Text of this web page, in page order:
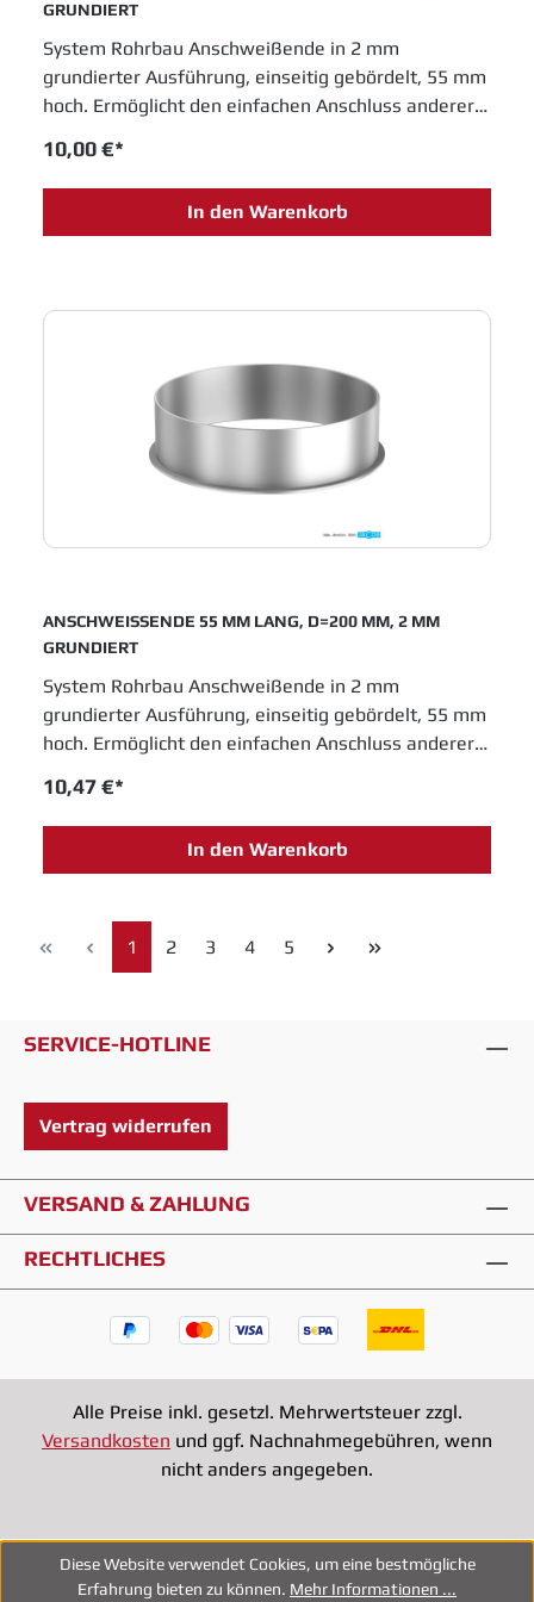
GRUNDIERT
System Rohrbau Anschweißende in 2 mm
grundierter Ausführung, einseitig gebördelt, 55 mm
hoch. Ermöglicht den einfachen Anschluss anderer
175 mm. JACOB Rohrsysteme sind im
Baukastenprinzip entwickelt und bieten moderne
Lösungen für das Schüttguthandling sowie
Jacob Rohrbau eine feste Position in allen
Laufrohre einsetzen.
10,00 €*
In den Warenkorb
ANSCHWEISSENDE 55 MM LANG, D=200 MM, 2 MM
GRUNDIERT
System Rohrbau Anschweißende in 2 mm
grundierter Ausführung, einseitig gebördelt, 55 mm
hoch. Ermöglicht den einfachen Anschluss anderer
200 mm. JACOB Rohrsysteme sind im
Baukastenprinzip entwickelt und bieten moderne
Lösungen für das Schüttguthandling sowie
Jacob Rohrbau eine feste Position in allen
Industrien, die in Fertigungsprozessen metallene
10,47 €*
In den Warenkorb
Seite
1 Seite
2 Seite
3 Seite
4 Seite
5
SERVICE-HOTLINE
Vertrag widerrufen
VERSAND & ZAHLUNG
RECHTLICHES
Alle Preise inkl. gesetzl. Mehrwertsteuer zzgl.
Versandkosten und ggf. Nachnahmegebühren, wenn
nicht anders angegeben.
Diese Website verwendet Cookies, um eine bestmögliche
Erfahrung bieten zu können. Mehr Informationen ...